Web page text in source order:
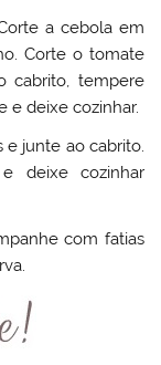
a cebola em
Corte o tomate
cabrito, tempere
e deixe cozinhar.
e junte ao cabrito.
deixe cozinhar
com fatias